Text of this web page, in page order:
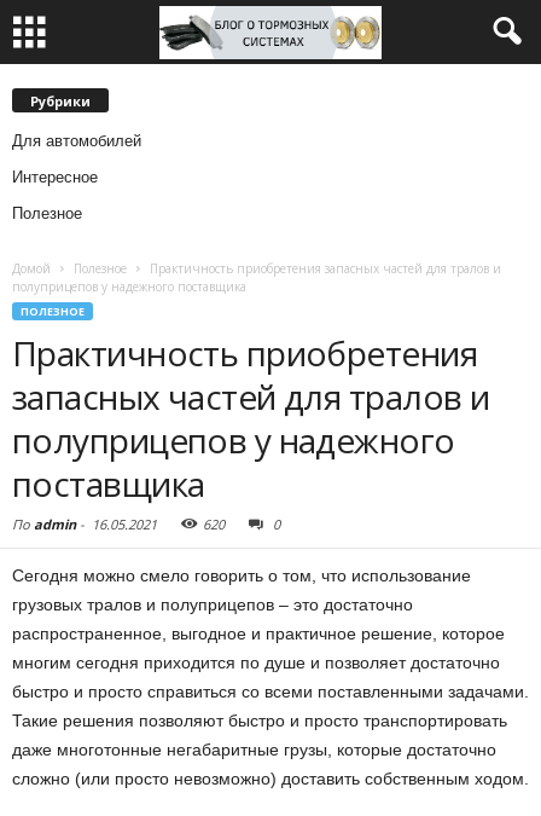
Рубрики
Для автомобилей
Интересное
Полезное
Домой Полезное
Практичность приобретения запасных частей для тралов и
полуприцепов у надежного поставщика
ПОЛЕЗНОЕ
Практичность приобретения
запасных частей для тралов и
полуприцепов у надежного
поставщика
По admin- 16.05.2021 620 0
Сегодня можно смело говорить о том, что использование
грузовых тралов и полуприцепов – это достаточно
распространенное, выгодное и практичное решение, которое
многим сегодня приходится по душе и позволяет достаточно
быстро и просто справиться со всеми поставленными задачами.
Такие решения позволяют быстро и просто транспортировать
даже многотонные негабаритные грузы, которые достаточно
сложно (или просто невозможно) доставить собственным ходом.